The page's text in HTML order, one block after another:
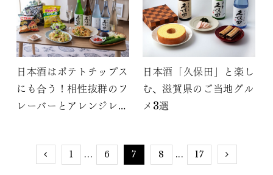
日本酒はポテトチップス
にも合う！相性抜群のフ
レーバーとアレンジレシ
日本酒「久保田」と楽し
む、滋賀県のご当地グル
メ3選
1 ... 6 7 8 ... 17